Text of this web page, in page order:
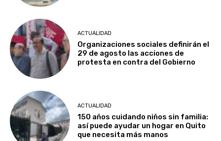
ACTUALIDAD
Organizaciones sociales definirán el
29 de agosto las acciones de
protesta en contra del Gobierno
ACTUALIDAD
150 años cuidando niños sin familia:
así puede ayudar un hogar en Quito
que necesita más manos